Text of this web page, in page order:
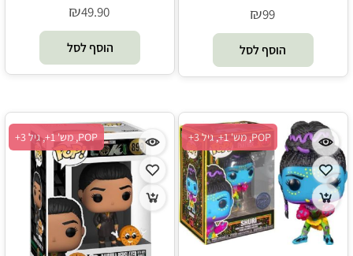
₪99
הוסף לסל
₪49.90
הוסף לסל
POP, מש' 1+, גיל 3+ POP, מש' 1+, גיל 3+